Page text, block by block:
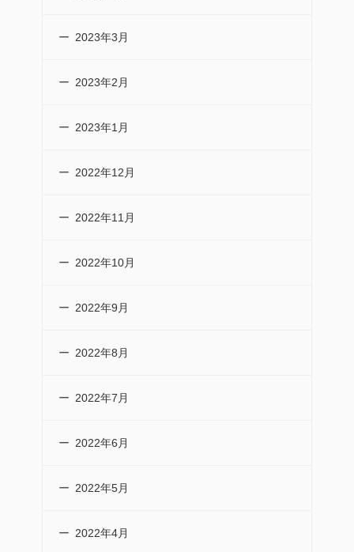
2023年3月
2023年2月
2023年1月
2022年12月
2022年11月
2022年10月
2022年9月
2022年8月
2022年7月
2022年6月
2022年5月
2022年4月